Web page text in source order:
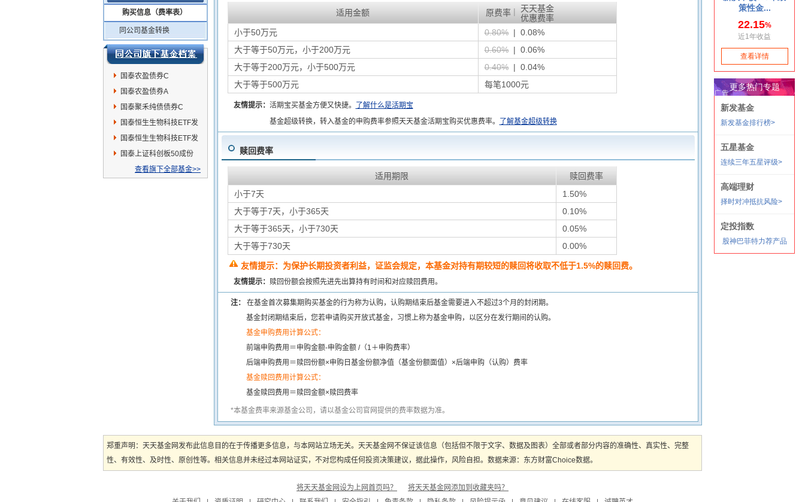
购买信息（费率表）
同公司基金转换
国泰农盈债券C
国泰农盈债券A
国泰聚禾纯债债券C
国泰恒生生物科技ETF发
起联接A
国泰恒生生物科技ETF发
起联接C
国泰上证科创板50成份
ETF发起联接C
查看旗下全部基金>>
适用金额 原费率 |
天天基金
优惠费率
小于50万元
0.80%| 0.08%
大于等于50万元，小于200万元
0.60%| 0.06%
大于等于200万元，小于500万元
0.40%| 0.04%
大于等于500万元
每笔1000元
友情提示： 活期宝买基金方便又快捷。
了解什么是活期宝
基金超级转换，转入基金的申购费率参照天天基金活期宝购买优惠费率。
了解基金超级转换
赎回费率
适用期限
赎回费率
小于7天
1.50%
大于等于7天，小于365天
0.10%
大于等于365天，小于730天
0.05%
大于等于730天
0.00%
友情提示：为保护长期投资者利益，证监会规定，本基金对持有期较短的赎回将收取不低于1.5%的赎回费。
友情提示： 赎回份额会按照先进先出算持有时间和对应赎回费用。
注： 在基金首次募集期购买基金的行为称为认购，认购期结束后基金需要进入不超过3个月的封闭期。
基金封闭期结束后，您若申请购买开放式基金，习惯上称为基金申购，以区分在发行期间的认购。
基金申购费用计算公式：
前端申购费用＝申购金额-申购金额 /（1＋申购费率）
后端申购费用＝赎回份额×申购日基金份额净值（基金份额面值）×后端申购（认购）费率
基金赎回费用计算公式：
基金赎回费用＝赎回金额×赎回费率
*本基金费率来源基金公司，请以基金公司官网提供的费率数据为准。
郑重声明：天天基金网发布此信息目的在于传播更多信息，与本网站立场无关。天天基金网不保证该信息（包括但不限于文字、数据及图表）全部或者部分内容的准确性、真实性、完整
性、有效性、及时性、原创性等。相关信息并未经过本网站证实，不对您构成任何投资决策建议，据此操作，风险自担。数据来源：东方财富Choice数据。
将天天基金网设为上网首页吗？
将天天基金网添加到收藏夹吗？